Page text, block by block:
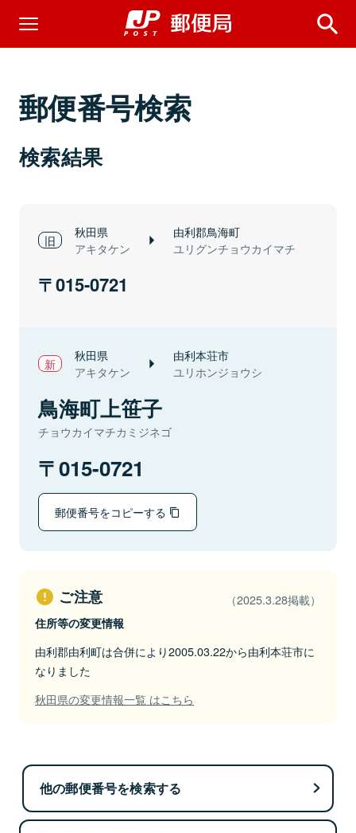
郵便番号検索
検索結果
秋田県
アキタケン
由利郡鳥海町
ユリグンチョウカイマチ
015-0721
秋田県
アキタケン
由利本荘市
ユリホンジョウシ
鳥海町上笹子
チョウカイマチカミジネゴ
015-0721
郵便番号をコピーする
ご注意 （2025.3.28掲載）
住所等の変更情報
由利郡由利町は合併により2005.03.22から由利本荘市に
なりました
秋田県の変更情報一覧 はこちら
他の郵便番号を検索する